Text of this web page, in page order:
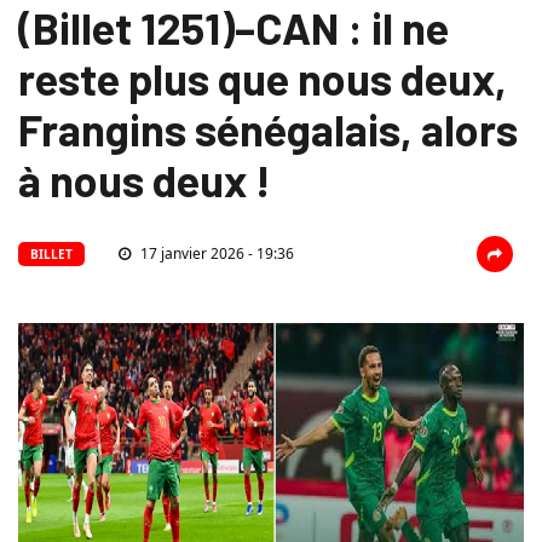
(Billet 1251)–CAN : il ne
reste plus que nous deux,
Frangins sénégalais, alors
à nous deux !
BILLET 17 janvier 2026 - 19:36